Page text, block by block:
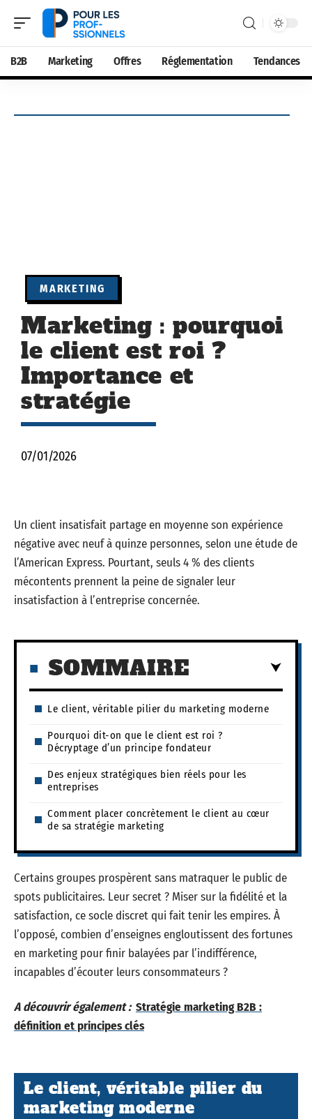
B2B Marketing Offres Réglementation Tendances
MARKETING
Marketing : pourquoi
le client est roi ?
Importance et
stratégie
07/01/2026
Un client insatisfait partage en moyenne son expérience
négative avec neuf à quinze personnes, selon une étude de
l’American Express. Pourtant, seuls 4 % des clients
mécontents prennent la peine de signaler leur
insatisfaction à l’entreprise concernée.
SOMMAIRE
Le client, véritable pilier du marketing moderne
Pourquoi dit-on que le client est roi ?
Décryptage d’un principe fondateur
Des enjeux stratégiques bien réels pour les
entreprises
Comment placer concrètement le client au cœur
de sa stratégie marketing
Certains groupes prospèrent sans matraquer le public de
spots publicitaires. Leur secret ? Miser sur la fidélité et la
satisfaction, ce socle discret qui fait tenir les empires. À
l’opposé, combien d’enseignes engloutissent des fortunes
en marketing pour finir balayées par l’indifférence,
incapables d’écouter leurs consommateurs ?
A découvrir également : Stratégie marketing B2B :
définition et principes clés
Le client, véritable pilier du
marketing moderne